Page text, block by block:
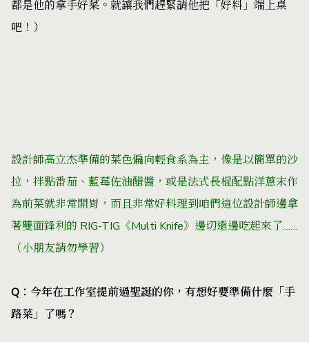
都是他的拿手好菜。就讓我們趕緊請他把「好料」端上桌
吧！）
設計師高立杰準備的菜色偏向輕食系為主，像是以簡單的沙
拉，拌點番茄、藍莓佐油醋醬，或是法式長棍配點洋蔥末作
為前菜就非常開胃，而且非常好料理到咱們這位設計師邊拿
著雙面鋒利的 RIG-TIG《Multi Knife》邊切還邊吃起來了……
（小朋友請勿學習）
Q ：今年在工作室提前過聖誕的你，有想好要準備什麼「手
路菜」了嗎？